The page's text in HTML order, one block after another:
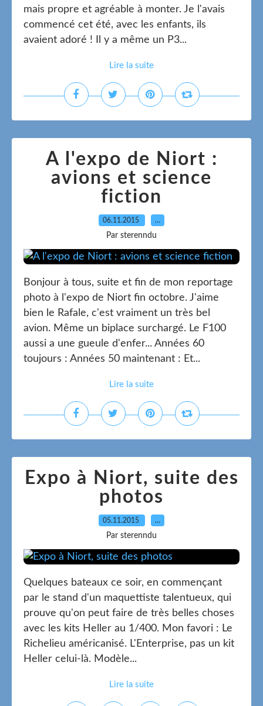
mais propre et agréable à monter. Je l'avais
commencé cet été, avec les enfants, ils
avaient adoré ! Il y a même un P3...
Lire la suite
A l'expo de Niort :
avions et science
fiction
06.11.2015 …
Par sterenndu
Bonjour à tous, suite et fin de mon reportage
photo à l'expo de Niort fin octobre. J'aime
bien le Rafale, c'est vraiment un très bel
avion. Même un biplace surchargé. Le F100
aussi a une gueule d'enfer... Années 60
toujours : Années 50 maintenant : Et...
Lire la suite
Expo à Niort, suite des
photos
05.11.2015 …
Par sterenndu
Quelques bateaux ce soir, en commençant
par le stand d'un maquettiste talentueux, qui
prouve qu'on peut faire de très belles choses
avec les kits Heller au 1/400. Mon favori : Le
Richelieu américanisé. L'Enterprise, pas un kit
Heller celui-là. Modèle...
Lire la suite